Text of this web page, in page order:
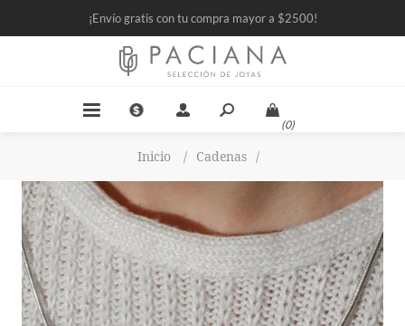
¡Envío gratis con tu compra mayor a $2500!
(0)
Inicio / Cadenas /